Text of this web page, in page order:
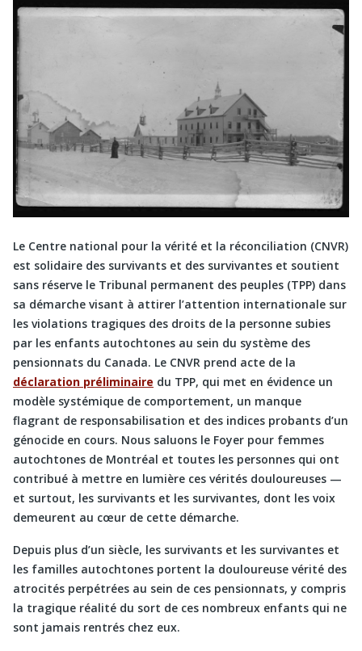
Le Centre national pour la vérité et la réconciliation (CNVR)
est solidaire des survivants et des survivantes et soutient
sans réserve le Tribunal permanent des peuples (TPP) dans
sa démarche visant à attirer l’attention internationale sur
les violations tragiques des droits de la personne subies
par les enfants autochtones au sein du système des
pensionnats du Canada. Le CNVR prend acte de la
déclaration préliminaire du TPP, qui met en évidence un
modèle systémique de comportement, un manque
flagrant de responsabilisation et des indices probants d’un
génocide en cours. Nous saluons le Foyer pour femmes
autochtones de Montréal et toutes les personnes qui ont
contribué à mettre en lumière ces vérités douloureuses —
et surtout, les survivants et les survivantes, dont les voix
demeurent au cœur de cette démarche.
Depuis plus d’un siècle, les survivants et les survivantes et
les familles autochtones portent la douloureuse vérité des
atrocités perpétrées au sein de ces pensionnats, y compris
la tragique réalité du sort de ces nombreux enfants qui ne
sont jamais rentrés chez eux.